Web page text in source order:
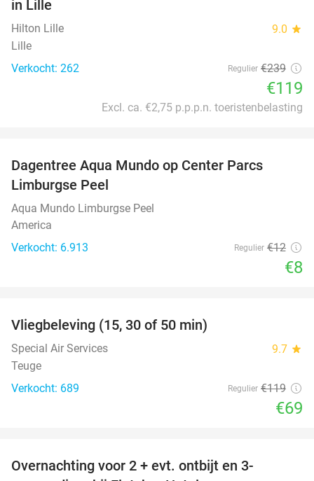
in Lille
Hilton Lille 9.0 star
Lille
Verkocht: 262
Regulier €239
€119
Excl. ca. €2,75 p.p.p.n. toeristenbelasting
Dagentree Aqua Mundo op Center Parcs
Limburgse Peel
Aqua Mundo Limburgse Peel
America
Verkocht: 6.913
Regulier €12
€8
Vliegbeleving (15, 30 of 50 min)
Special Air Services 9.7 star
Teuge
Verkocht: 689
Regulier €119
€69
Overnachting voor 2 + evt. ontbijt en 3-